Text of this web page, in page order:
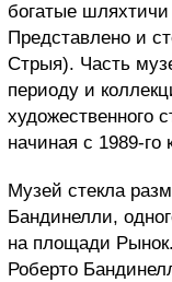
богатые
Представлено и
Стрыя). Часть
периоду и
художественного
начиная с 1989-го
Музей стекла
Бандинелли,
на площади
Роберто